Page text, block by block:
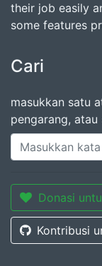
their job easily
some features
Cari
masukkan satu
pengarang, atau
Donasi
Kontribusi